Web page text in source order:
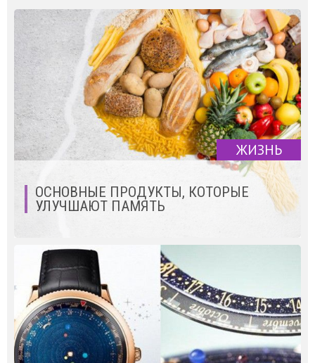
ЖИЗНЬ
ОСНОВНЫЕ ПРОДУКТЫ, КОТОРЫЕ
УЛУЧШАЮТ ПАМЯТЬ